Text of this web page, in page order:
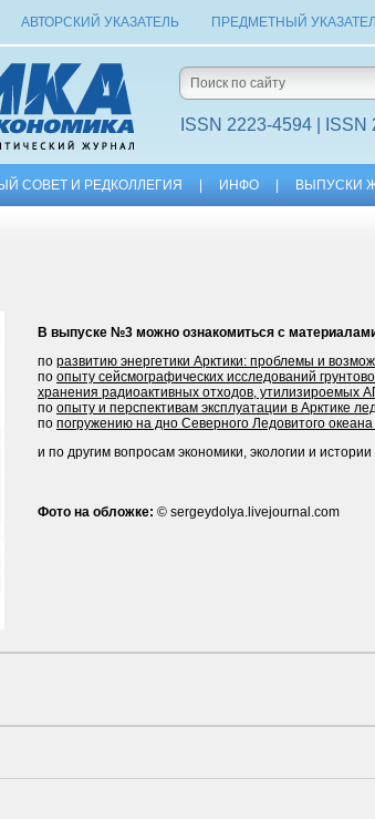
АВТОРСКИЙ УКАЗАТЕЛЬ ПРЕДМЕТНЫЙ
ISSN 2223-4594 | ISSN
СОВЕТ И РЕДКОЛЛЕГИЯ ИНФО ВЫПУСКИ
В выпуске №3 можно ознакомиться с
по развитию энергетики Арктики: проблемы и
по опыту сейсмографических исследований
хранения радиоактивных отходов, утилизироемых
по опыту и перспективам эксплуатации в Арктике
по погружению на дно Северного Ледовитого
и по другим вопросам экономики, экологии и
Фото на обложке: © sergeydolya.livejournal.com